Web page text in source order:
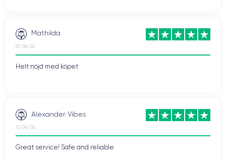
Mathilda
01/06/26
Helt nöjd med köpet
Alexander Vibes
12/04/26
Great service! Safe and reliable